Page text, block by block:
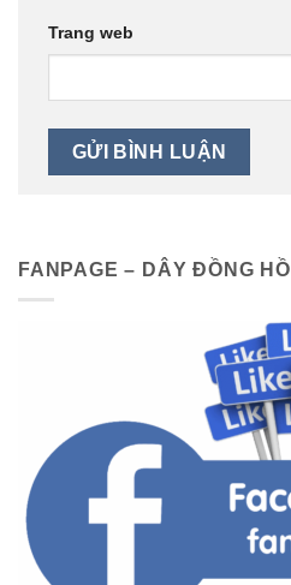
Trang web
FANPAGE – DÂY ĐỒNG HỒ